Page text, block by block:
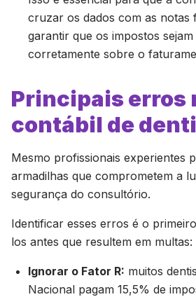
cruzar os dados com as notas
garantir que os impostos
corretamente sobre o
Principais erros
contábil de
Mesmo profissionais experientes
armadilhas que comprometem a
segurança do consultório.
Identificar esses erros é o
los antes que resultem em multas:
Ignorar o Fator R: muitos
Nacional pagam 15,5% de